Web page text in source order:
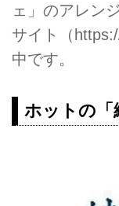
ェ」のアレン
サイト（
中です。
ホットの「